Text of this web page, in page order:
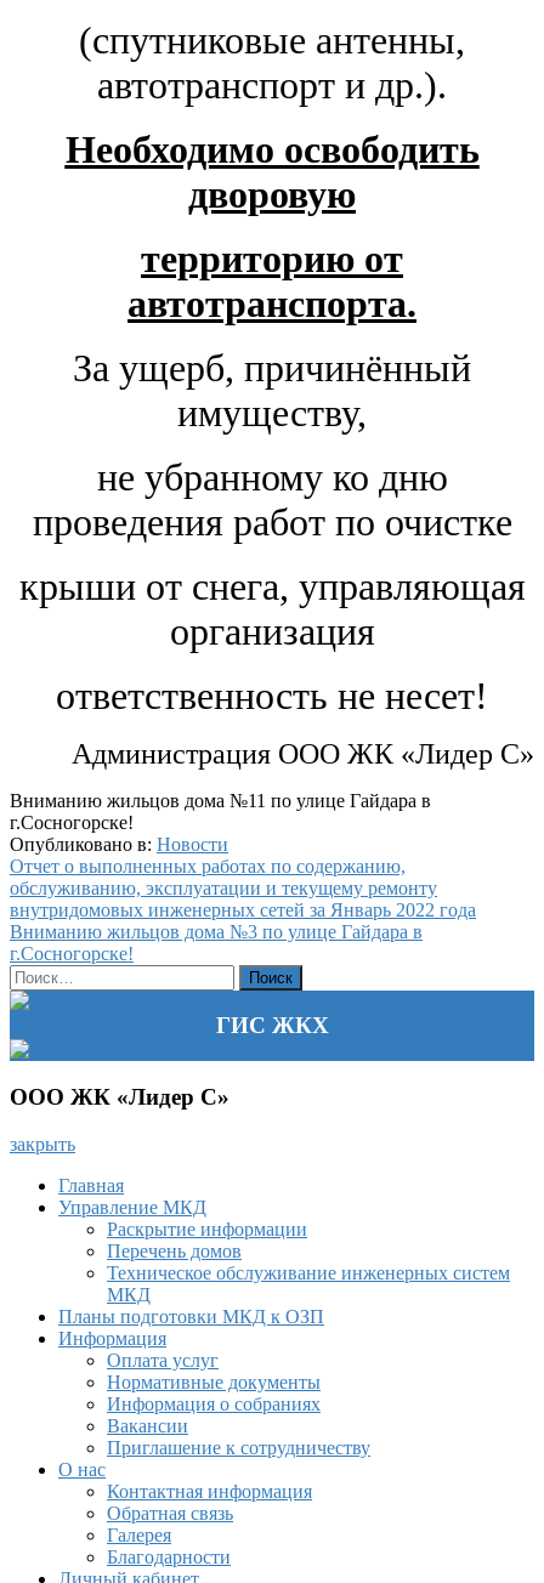
(спутниковые антенны,
автотранспорт и др.).
Необходимо освободить
дворовую
территорию от
автотранспорта.
За ущерб, причинённый
имуществу,
не убранному ко дню
проведения работ по очистке
крыши от снега, управляющая
организация
ответственность не несет!
Администрация ООО ЖК «Лидер С»
Вниманию жильцов дома №11 по улице Гайдара в
г.Сосногорске!
Опубликовано в: Новости
Навигация
по
записям
Отчет о выполненных работах по содержанию,
обслуживанию, эксплуатации и текущему ремонту
внутридомовых инженерных сетей за Январь 2022 года
Вниманию жильцов дома №3 по улице Гайдара в
г.Сосногорске!
Найти:
ГИС ЖКХ
ООО ЖК «Лидер С»
закрыть
Главная
Управление МКД
Раскрытие информации
Перечень домов
Техническое обслуживание инженерных систем
МКД
Планы подготовки МКД к ОЗП
Информация
Оплата услуг
Нормативные документы
Информация о собраниях
Вакансии
Приглашение к сотрудничеству
О нас
Контактная информация
Обратная связь
Галерея
Благодарности
Личный кабинет